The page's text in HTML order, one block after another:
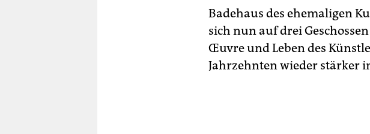
Badehaus des ehemaligen
sich nun auf drei
Œuvre und Leben des
Jahrzehnten wieder stärker